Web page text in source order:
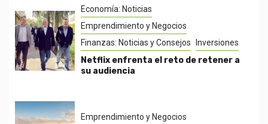
Economía: Noticias
Emprendimiento y Negocios
Finanzas: Noticias y Consejos
Inversiones
Netflix enfrenta el reto de retener a
su audiencia
Emprendimiento y Negocios